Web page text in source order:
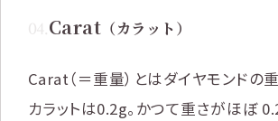
04.Carat （カラット）
Carat（＝重量）とはダイヤモンドの
カラットは0.2g。かつて重さがほぼ